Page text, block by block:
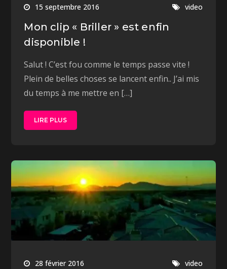
15 septembre 2016 video
Mon clip « Briller » est enfin
disponible !
Salut ! C’est fou comme le temps passe vite !
Plein de belles choses se lancent enfin.. J’ai mis
du temps à me mettre en […]
LIRE PLUS
28 février 2016 video